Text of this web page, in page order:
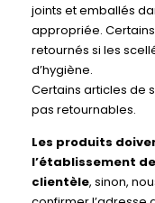
joints et emballés
appropriée.
retournés si les
d’hygiène.
Certains articles de
pas retournables.
Les produits
l’établissement
clientèle, sinon,